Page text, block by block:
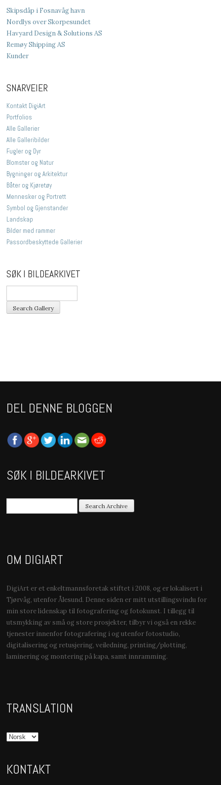
Skipsdåp i Fosnavåg havn
Nordlys over Skorpesundet
Havyard Design & Solutions AS
Remøy Shipping AS
Kunder
SNARVEIER
Kontakt DigiArt
Portfolios
Alle Gallerier
Alle Galleribilder
Fugler og Dyr
Blomster og Natur
Bygninger og Arkitektur
Båter og Kjøretøy
Mennesker og Portrett
Symbol og Gjenstander
Landskap
Bilder med rammer
Passordbeskyttede Gallerier
SØK I BILDEARKIVET
DEL DENNE BLOGGEN
SØK I BILDEARKIVET
OM DIGIART
DigiArt er et enkeltmannsforetak stiftet i 2008, og er lokalisert i
Tjørvåg, utenfor Ålesund. Denne siden er mitt utstillingsvindu for
min store lidenskap til fotografering og fotokunst. I tillegg til
utsmykking av små og store prosjekter, tilbyr vi også en rekke
tjenester innenfor fotografering i og utenfor fotostudio,
digitalisering og retusjering, veiledning, printing/plotting,
laminering og montering på kapa, samt innramming.
TRANSLATION
KONTAKT